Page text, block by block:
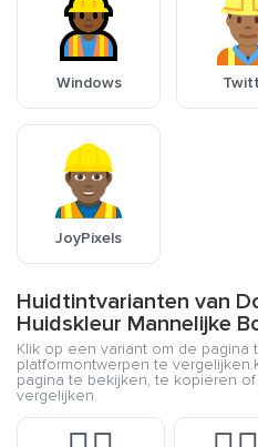
Windows
JoyPixels
Huidtintvarianten van
Huidskleur Mannelijke
Klik op een variant om de
platformontwerpen te
pagina te bekijken, te kopiëren
vergelijken.